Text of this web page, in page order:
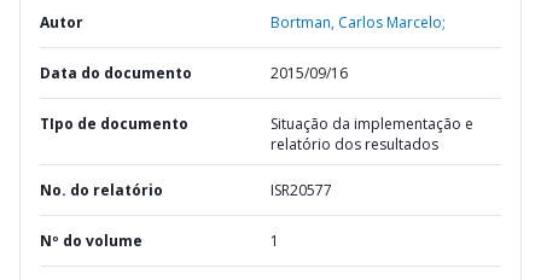
Autor Bortman, Carlos Marcelo;
Data do documento 2015/09/16
TIpo de documento
Situação da implementação e
relatório dos resultados
No. do relatório ISR20577
Nº do volume 1